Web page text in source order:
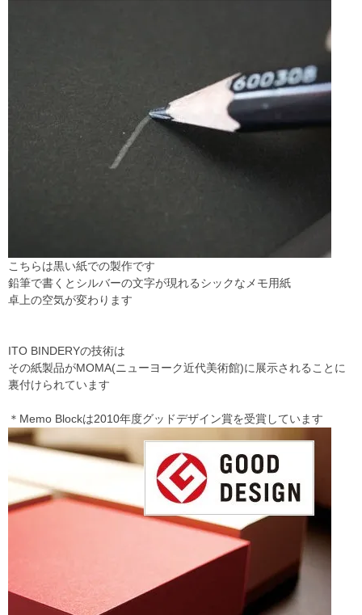
こちらは黒い紙での製作です
鉛筆で書くとシルバーの文字が現れるシックなメモ用紙
卓上の空気が変わります
ITO BINDERYの技術は
その紙製品がMOMA(ニューヨーク近代美術館)に展示されることに
裏付けられています
＊Memo Blockは2010年度グッドデザイン賞を受賞しています